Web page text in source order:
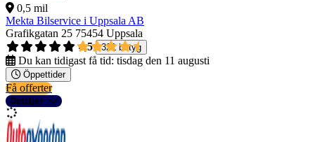
0,5 mil
Mekta Bilservice i Uppsala AB
Grafikgatan 25 75454 Uppsala
4,5
321 betyg
Du kan tidigast få tid: tisdag den 11 augusti
Öppettider
Få offerter
Detaljer